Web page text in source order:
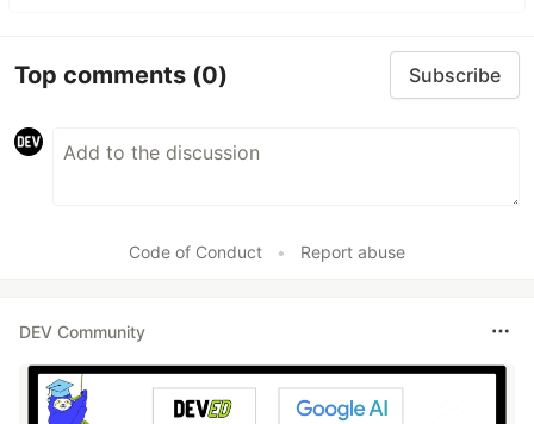
Top comments (0) Subscribe
Code of Conduct • Report abuse
DEV Community